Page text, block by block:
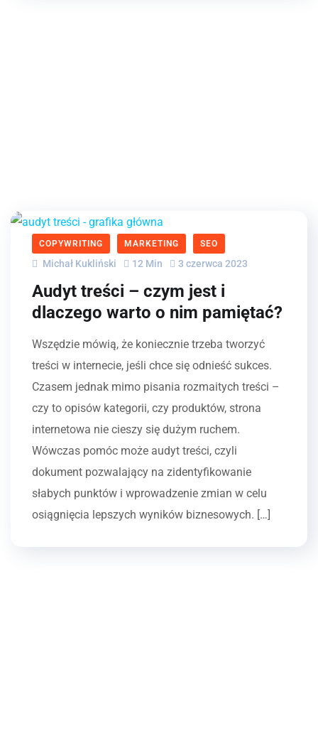
COPYWRITING MARKETING SEO
Michał Kukliński 12 Min 3 czerwca 2023
Audyt treści – czym jest i
dlaczego warto o nim pamiętać?
Wszędzie mówią, że koniecznie trzeba tworzyć
treści w internecie, jeśli chce się odnieść sukces.
Czasem jednak mimo pisania rozmaitych treści –
czy to opisów kategorii, czy produktów, strona
internetowa nie cieszy się dużym ruchem.
Wówczas pomóc może audyt treści, czyli
dokument pozwalający na zidentyfikowanie
słabych punktów i wprowadzenie zmian w celu
osiągnięcia lepszych wyników biznesowych. […]